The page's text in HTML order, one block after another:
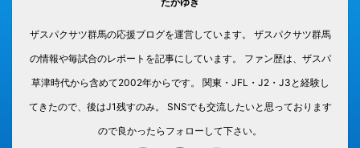
ザスパクサツ群馬の応援ブログを運営しています。 ザスパクサツ群馬
の情報や毎試合のレポートを記事にしています。 ファン歴は、ザスパ
草津時代から含めて2002年からです。 関東・JFL・J2・J3と経験し
てきたので、後はJ1残すのみ。 SNSでも交流したいと思っております
ので良かったらフォローして下さい。